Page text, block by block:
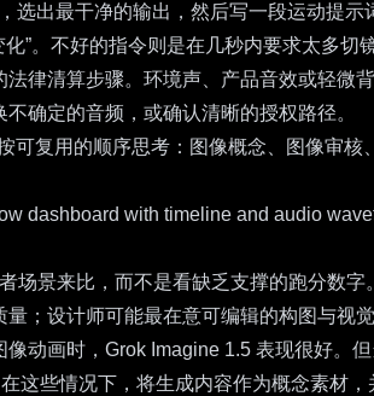
出最干净的输出，然后写一段运动提
”。不好的指令则是在几秒内要求太多切
律清算步骤。环境声、产品音效或轻
确定的音频，或确认清晰的授权路径。
可复用的顺序思考：图像概念、图像审
场景来比，而不是看缺乏支撑的跑分数
；设计师可能最在意可编辑的构图与视觉
动画时，Grok Imagine 1.5 表现很好。
这些情况下，将生成内容作为概念素材，